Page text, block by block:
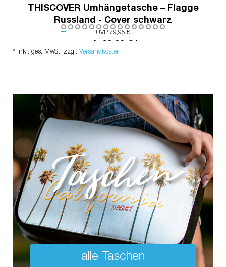
THISCOVER Umhängetasche – Flagge
Russland - Cover schwarz
UVP 79,95 €
* inkl. ges. MwSt. zzgl. Versandkosten
Taschen
alle Taschen